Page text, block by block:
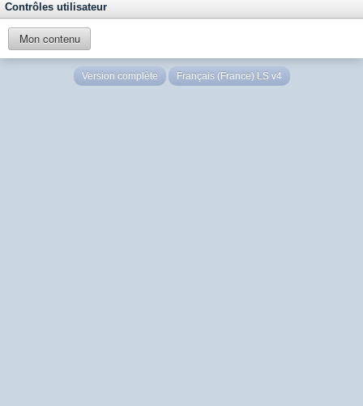
Contrôles utilisateur
Mon contenu
Version complète Français (France) LS v4